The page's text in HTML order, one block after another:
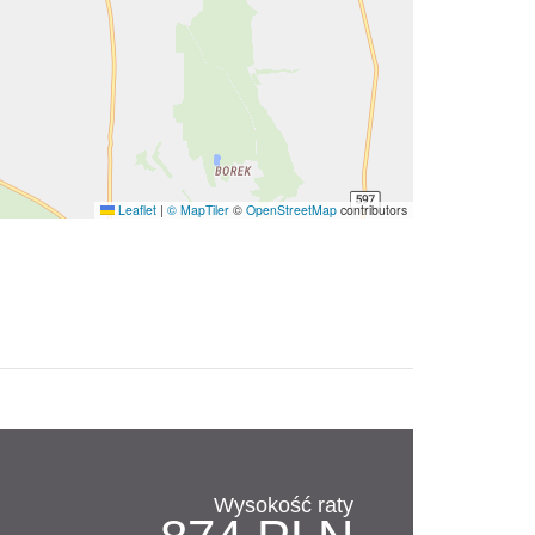
Leaflet | © MapTiler © OpenStreetMap contributors
Wysokość raty